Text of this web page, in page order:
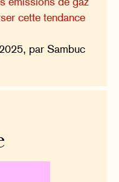
cette tendance
par Sambuc